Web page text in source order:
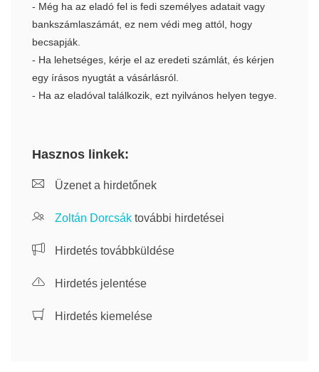
- Még ha az eladó fel is fedi személyes adatait vagy
bankszámlaszámát, ez nem védi meg attól, hogy
becsapják.
- Ha lehetséges, kérje el az eredeti számlát, és kérjen
egy írásos nyugtát a vásárlásról.
- Ha az eladóval találkozik, ezt nyilvános helyen tegye.
Hasznos linkek:
Üzenet a hirdetőnek
Zoltán Dorcsák további hirdetései
Hirdetés továbbküldése
Hirdetés jelentése
Hirdetés kiemelése